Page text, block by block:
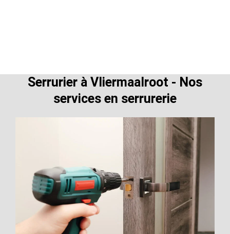
Serrurier à Vliermaalroot - Nos
services en serrurerie